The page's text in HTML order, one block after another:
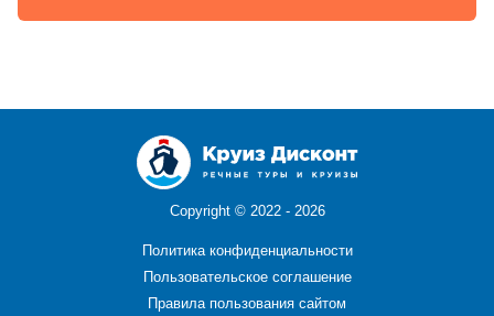
Copyright © 2022 - 2026
Политика конфиденциальности
Пользовательское соглашение
Правила пользования сайтом